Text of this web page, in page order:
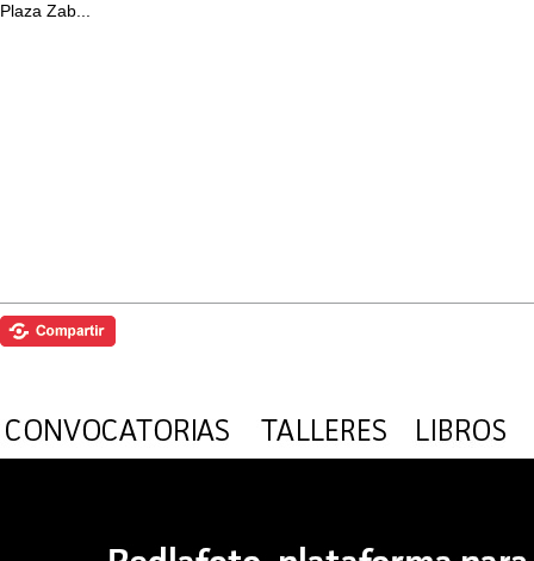
Plaza Zab...